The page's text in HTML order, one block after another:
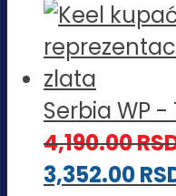
Serbia WP -
4,190.00
3,352.00